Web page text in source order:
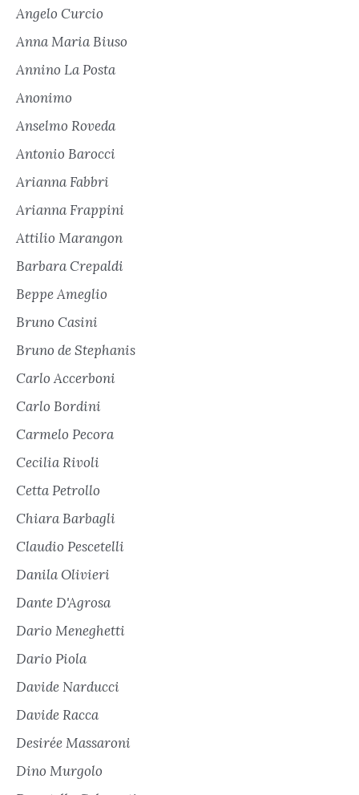
Angelo Curcio
Anna Maria Biuso
Annino La Posta
Anonimo
Anselmo Roveda
Antonio Barocci
Arianna Fabbri
Arianna Frappini
Attilio Marangon
Barbara Crepaldi
Beppe Ameglio
Bruno Casini
Bruno de Stephanis
Carlo Accerboni
Carlo Bordini
Carmelo Pecora
Cecilia Rivoli
Cetta Petrollo
Chiara Barbagli
Claudio Pescetelli
Danila Olivieri
Dante D'Agrosa
Dario Meneghetti
Dario Piola
Davide Narducci
Davide Racca
Desirée Massaroni
Dino Murgolo